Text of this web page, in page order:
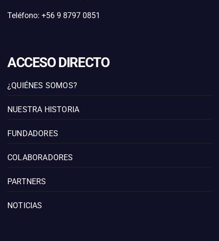
Teléfono: +56 9 8797 0851
ACCESO DIRECTO
¿QUIÉNES SOMOS?
NUESTRA HISTORIA
FUNDADORES
COLABORADORES
PARTNERS
NOTICIAS